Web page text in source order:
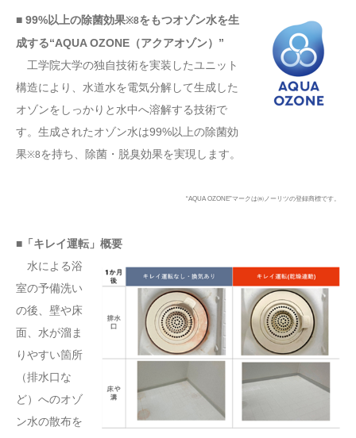
■ 99%以上の除菌効果※8をもつオゾン水を生
成する“AQUA OZONE（アクアオゾン）”
工学院大学の独自技術を実装したユニット
構造により、水道水を電気分解して生成した
オゾンをしっかりと水中へ溶解する技術で
す。生成されたオゾン水は99%以上の除菌効
果※8を持ち、除菌・脱臭効果を実現します。
“AQUA OZONE”マークは㈱ノーリツの登録商標です。
■「キレイ運転」概要
水による浴
室の予備洗い
の後、壁や床
面、水が溜ま
りやすい箇所
（排水口な
ど）へのオゾ
ン水の散布を